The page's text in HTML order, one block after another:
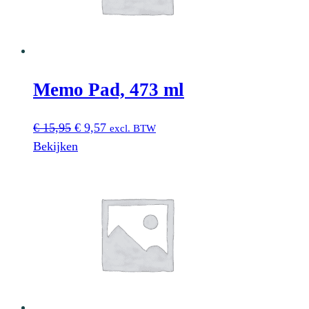
Memo Pad, 473 ml
€15,95 Oorspronkelijke
prijs
€ 9,57Huidige
excl. BTW
Bekijken